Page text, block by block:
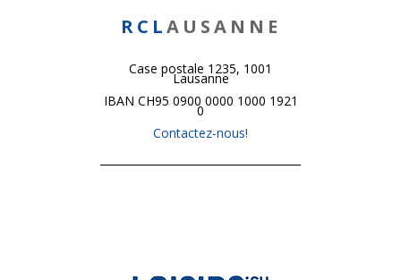
RCLAUSANNE
Case postale 1235, 1001
Lausanne
IBAN CH95 0900 0000 1000 1921
0
Contactez-nous!